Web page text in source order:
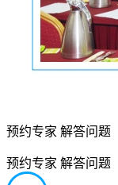
预约专家 解答问题
预约专家 解答问题